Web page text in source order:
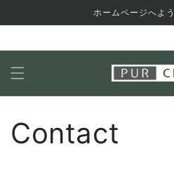
進む
ホームページへよ
Contact